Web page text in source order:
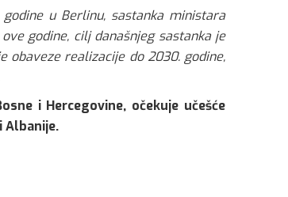
u Berlinu, sastanka ministara
godine, cilj današnjeg sastanka je
realizacije do 2030. godine,
i Hercegovine, očekuje učešće
Albanije.